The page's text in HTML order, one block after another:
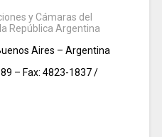
y Cámaras del
República Argentina
Aires – Argentina
– Fax: 4823-1837 /